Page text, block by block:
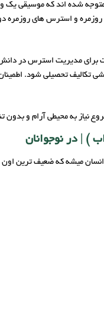
متوجه شده اند که موسیقی
روزمره و استرس های
برای مدیریت استرس در
تکالیف تحصیلی شود.
نیاز به محیطی آرام و
) | در نوجوانان
انسان میشه که ضعیف ترین